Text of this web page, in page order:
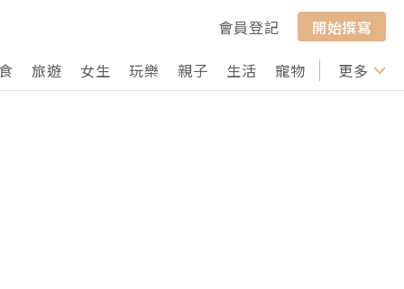
會員登記
開始撰寫
旅遊 女生 玩樂 親子 生活 寵物 行山 打卡
更多